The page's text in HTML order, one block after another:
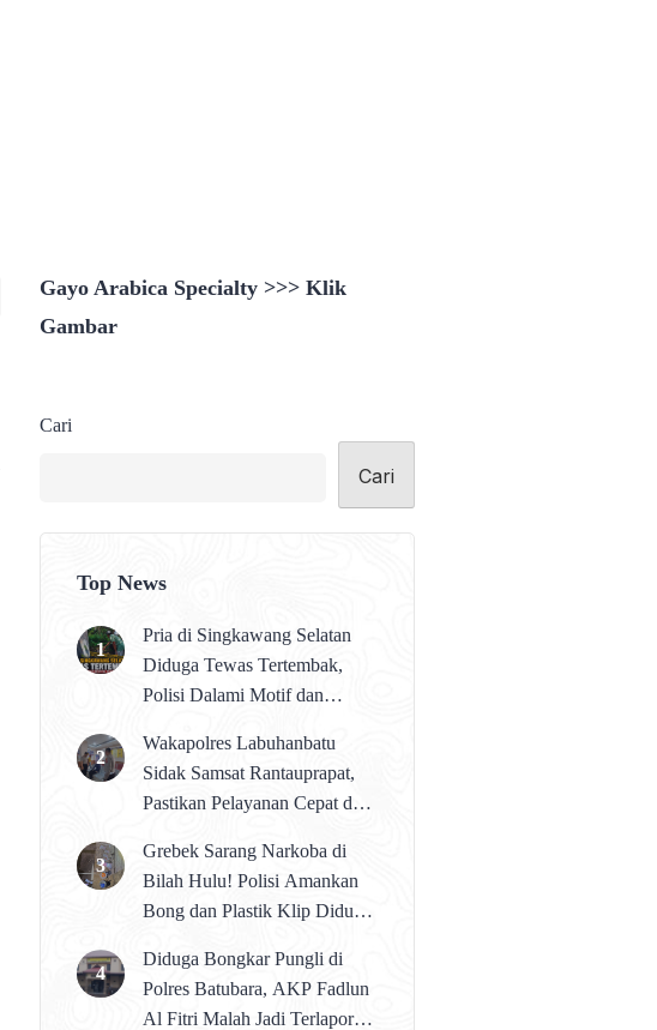
Gayo Arabica Specialty >>> Klik
Gambar
Cari
Cari
Top News
Pria di Singkawang Selatan
Diduga Tewas Tertembak,
Polisi Dalami Motif dan
Wakapolres Labuhanbatu
Sidak Samsat Rantauprapat,
Pastikan Pelayanan Cepat dan
Grebek Sarang Narkoba di
Bilah Hulu! Polisi Amankan
Bong dan Plastik Klip Diduga
Diduga Bongkar Pungli di
Polres Batubara, AKP Fadlun
Al Fitri Malah Jadi Terlapor